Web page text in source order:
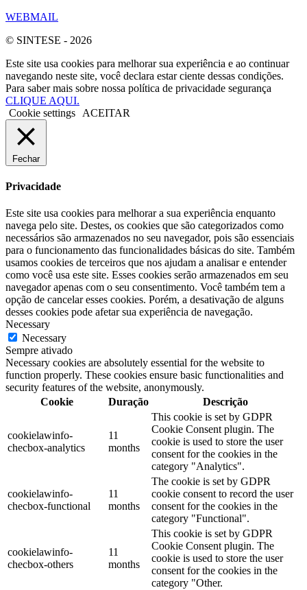
WEBMAIL
© SINTESE - 2026
Este site usa cookies para melhorar sua experiência e ao continuar
navegando neste site, você declara estar ciente dessas condições.
Para saber mais sobre nossa política de privacidade segurança
CLIQUE AQUI.
Cookie settings
ACEITAR
Fechar
Privacidade
Este site usa cookies para melhorar a sua experiência enquanto
navega pelo site. Destes, os cookies que são categorizados como
necessários são armazenados no seu navegador, pois são essenciais
para o funcionamento das funcionalidades básicas do site. Também
usamos cookies de terceiros que nos ajudam a analisar e entender
como você usa este site. Esses cookies serão armazenados em seu
navegador apenas com o seu consentimento. Você também tem a
opção de cancelar esses cookies. Porém, a desativação de alguns
desses cookies pode afetar sua experiência de navegação.
Necessary
Necessary
Sempre ativado
Necessary cookies are absolutely essential for the website to
function properly. These cookies ensure basic functionalities and
security features of the website, anonymously.
Cookie
Duração Descrição
cookielawinfo-
checbox-analytics
11
months
This cookie is set by GDPR
Cookie Consent plugin. The
cookie is used to store the user
consent for the cookies in the
category "Analytics".
cookielawinfo-
checbox-functional
11
months
The cookie is set by GDPR
cookie consent to record the user
consent for the cookies in the
category "Functional".
cookielawinfo-
checbox-others
11
months
This cookie is set by GDPR
Cookie Consent plugin. The
cookie is used to store the user
consent for the cookies in the
category "Other.